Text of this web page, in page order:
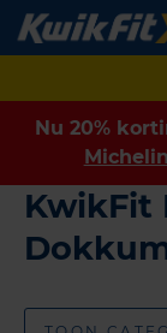
Nu 20%
Michelin
KwikFit